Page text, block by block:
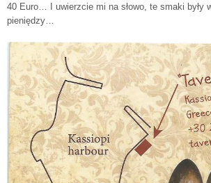
40 Euro… I uwierzcie mi na słowo, te smaki były
pieniędzy…